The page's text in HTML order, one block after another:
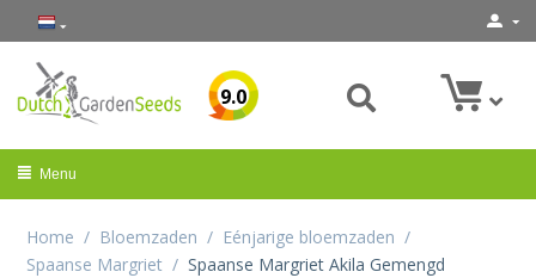
9.0
Menu
Home / Bloemzaden / Eénjarige bloemzaden /
Spaanse Margriet / Spaanse Margriet Akila Gemengd